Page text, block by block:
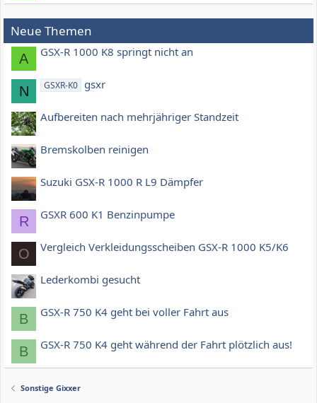
Neue Themen
A GSX-R 1000 K8 springt nicht an
N GSXR-K0 gsxr
Aufbereiten nach mehrjähriger Standzeit
Bremskolben reinigen
Suzuki GSX-R 1000 R L9 Dämpfer
R GSXR 600 K1 Benzinpumpe
O Vergleich Verkleidungsscheiben GSX-R 1000 K5/K6
Lederkombi gesucht
B GSX-R 750 K4 geht bei voller Fahrt aus
B GSX-R 750 K4 geht während der Fahrt plötzlich aus!
Sonstige Gixxer